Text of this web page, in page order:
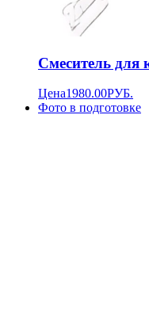
Смеситель для
Цена1980.00РУБ.
Фото в подготовке